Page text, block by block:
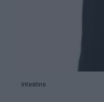
Intestins